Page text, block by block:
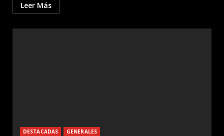
Leer Más
DESTACADAS GENERALES